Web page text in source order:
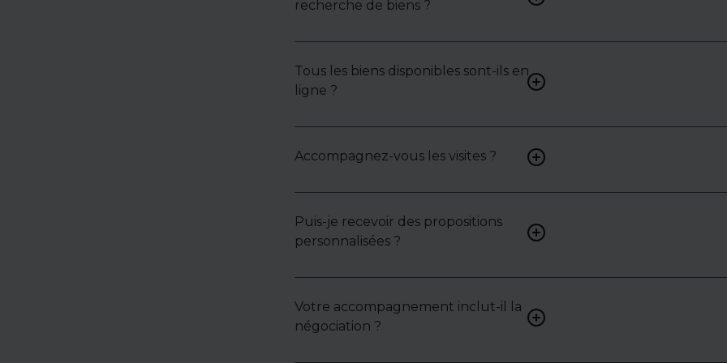
recherche de biens ?
une liste de biens ciblés.
Tous les biens disponibles sont-ils en
ligne ?
Non. Certains biens sont
: contactez-nous pour y
Accompagnez-vous les visites ?
Oui, nous organisons les
mettons en lumière ses
Puis-je recevoir des propositions
personnalisées ?
Bien sûr. Nos consultants
selon vos attentes et votre
Votre accompagnement inclut-il la
négociation ?
Oui, nous intervenons
bail ou les conditions de